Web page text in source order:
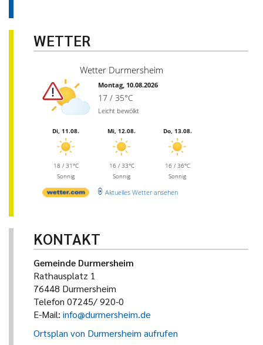
WETTER
Wetter Durmersheim
Montag, 10.08.2026
17 / 35°C
Leicht bewölkt
Di, 11.08.
18 / 31°C
Sonnig
Mi, 12.08.
16 / 33°C
Sonnig
Do, 13.08.
16 / 36°C
Sonnig
Aktuelles Wetter ansehen
KONTAKT
Gemeinde Durmersheim
Rathausplatz 1
76448 Durmersheim
Telefon 07245/ 920-0
E-Mail: info@durmersheim.de
Ortsplan von Durmersheim aufrufen